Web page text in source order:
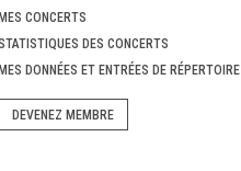
CONCERTS
DES CONCERTS
DONNÉES ET ENTRÉES DE RÉPERTOIRE
DEVENEZ MEMBRE